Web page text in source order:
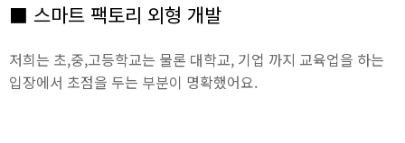
■ 스마트 팩토리 외형 개발
저희는 초,중,고등학교는 물론 대학교, 기업 까지 교육업을 하는
입장에서 초점을 두는 부분이 명확했어요.